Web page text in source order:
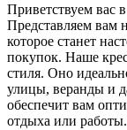
Приветствуем вас
Представляем вам
которое станет
покупок. Наше
стиля. Оно
улицы, веранды и
обеспечит вам
отдыха или